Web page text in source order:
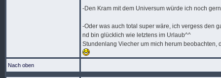
-Den Kram mit dem Universum würde ich noch
-Oder was auch total super wäre, ich vergess den
nd bin glücklich wie letztens im Urlaub^^
Stundenlang Viecher um mich herum
Nach oben